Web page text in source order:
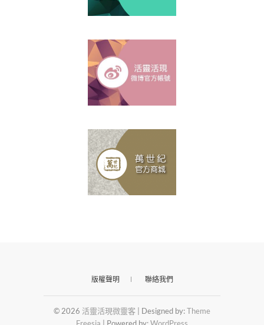
版權聲明 聯絡我們
© 2026 活靈活現微靈客 | Designed by:Theme
Freesia | Powered by:WordPress